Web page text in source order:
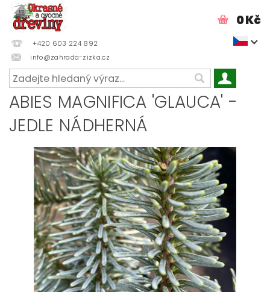
+420 603 224 892
info@zahrada-zizka.cz
0 Kč
ABIES MAGNIFICA 'GLAUCA' -
JEDLE NÁDHERNÁ